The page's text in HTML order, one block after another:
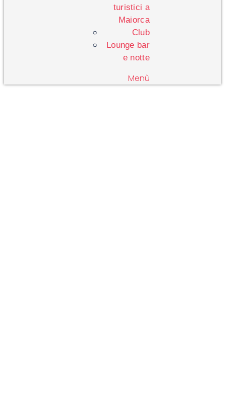
turistici a
Maiorca
Club
Lounge bar
e notte
Menù